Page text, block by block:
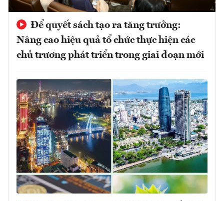
Để quyết sách tạo ra tăng trưởng:
Nâng cao hiệu quả tổ chức thực hiện các
chủ trương phát triển trong giai đoạn mới